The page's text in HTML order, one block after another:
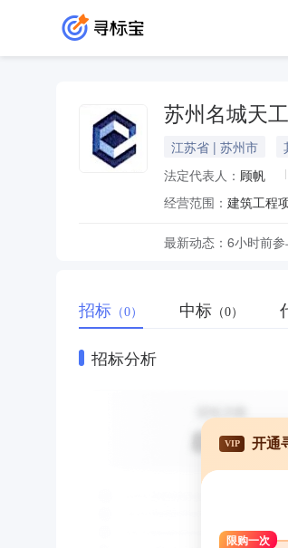
苏州名城天
江苏省 | 苏州市
法定代表人： 顾帆
经营范围：
最新动态： 6小时前
招标 （0） 中标 （0）
招标分析
VIP 开通
限购一次